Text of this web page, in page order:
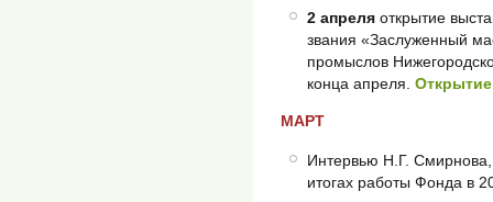
2 апреля открытие
звания «Заслуженный
промыслов
конца апреля.
МАРТ
Интервью Н.Г.
итогах работы Фонда в